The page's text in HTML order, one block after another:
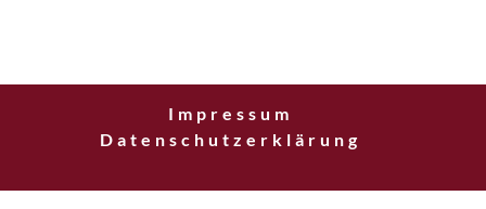
Impressum
Datenschutzerklärung